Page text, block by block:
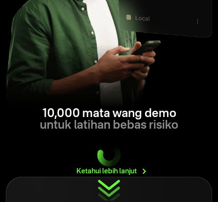
10,000 mata wang demo
untuk latihan bebas risiko
Ketahui lebih lanjut